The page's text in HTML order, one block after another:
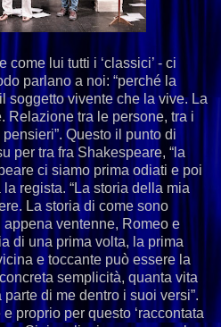
come lui tutti i ‘classici’ - ci
parlano a noi: “perché la
soggetto vivente che la vive. La
Relazione tra le persone, tra i
Questo il punto di
per tra fra Shakespeare, “la
ci siamo prima odiati e poi
regista. “La storia della mia
La storia di come sono
ventenne, Romeo e
di una prima volta, la prima
e toccante può essere la
semplicità, quanta vita
di me dentro i suoi versi”.
proprio per questo ‘raccontata